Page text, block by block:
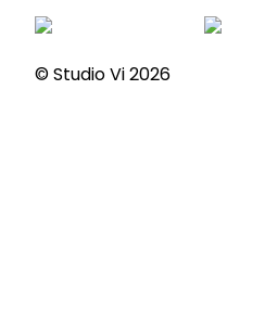
© Studio Vi2026